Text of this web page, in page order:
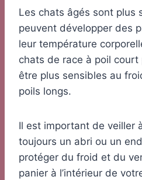
Les chats âgés sont plus
peuvent développer des
leur température
chats de race à poil
être plus sensibles au
poils longs.
Il est important de veiller
toujours un abri ou un
protéger du froid et du
panier à l’intérieur de